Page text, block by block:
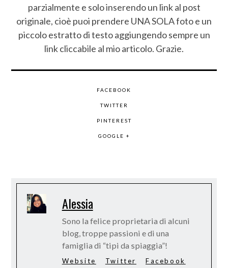
parzialmente e solo inserendo un link al post
originale, cioè puoi prendere UNA SOLA foto e un
piccolo estratto di testo aggiungendo sempre un
link cliccabile al mio articolo. Grazie.
FACEBOOK
TWITTER
PINTEREST
GOOGLE +
Alessia
Sono la felice proprietaria di alcuni
blog, troppe passioni e di una
famiglia di “tipi da spiaggia”!
Website Twitter
Facebook